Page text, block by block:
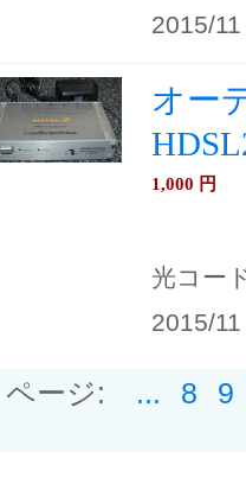
2015/11
オー
1,000 円
光コー
2015/11
ページ: ... 8 9